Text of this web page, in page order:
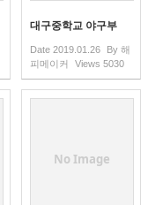
대구중학교 야구부
Date 2019.01.26 By 해
피메이커
Views 5030
No Image